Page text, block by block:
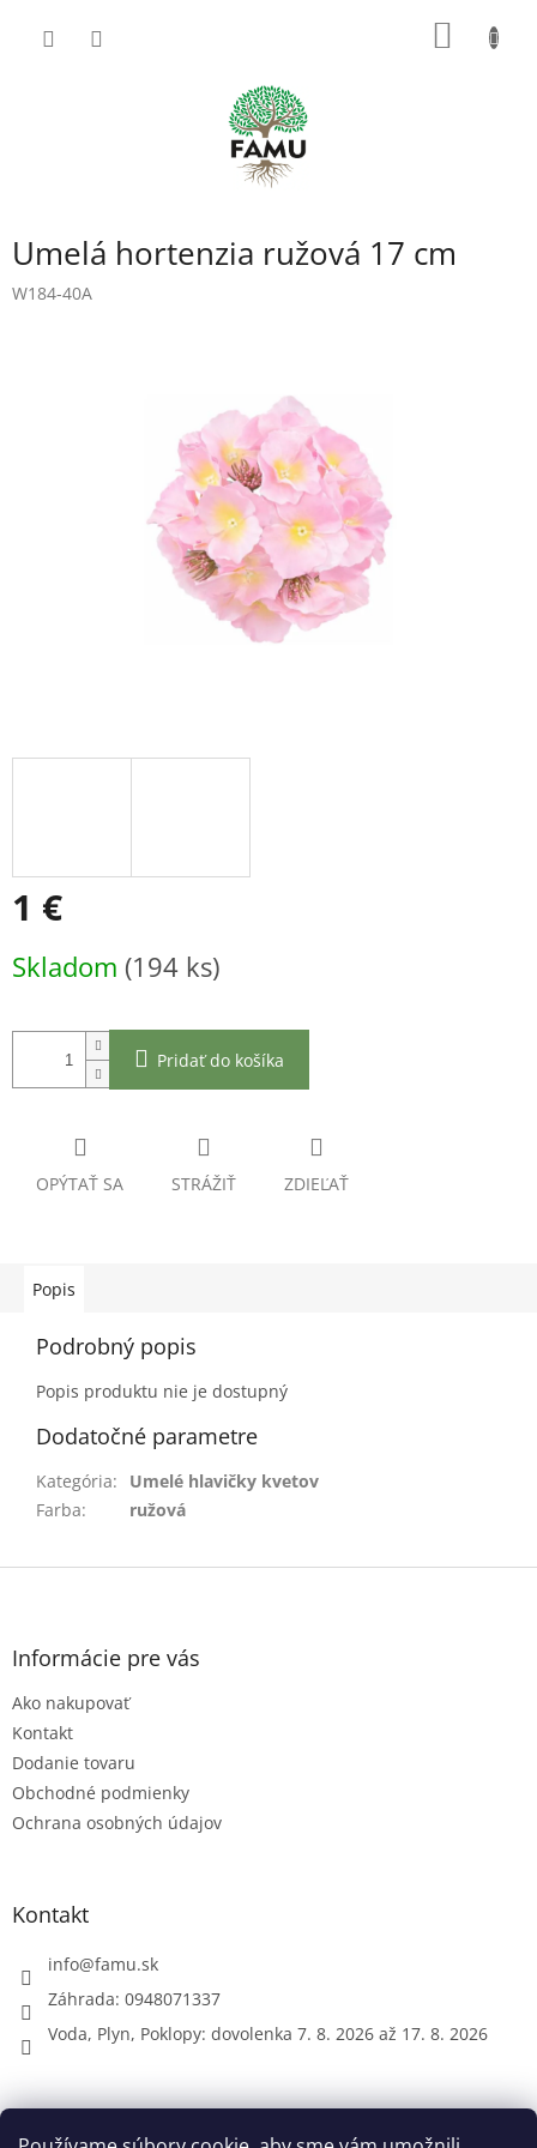
Umelá hortenzia ružová 17 cm
W184-40A
1 €
cena:
Skladom (194 ks)
Pridať do košíka
OPÝTAŤ SA STRÁŽIŤ ZDIEĽAŤ
Popis
Podrobný popis
Popis produktu nie je dostupný
Dodatočné parametre
Kategória:
Umelé hlavičky kvetov
Farba: ružová
Z
Informácie pre vás
Ako nakupovať
Kontakt
Dodanie tovaru
Obchodné podmienky
Ochrana osobných údajov
Kontakt
info@famu.sk
Záhrada: 0948071337
Voda, Plyn, Poklopy: dovolenka 7. 8. 2026 až 17. 8. 2026